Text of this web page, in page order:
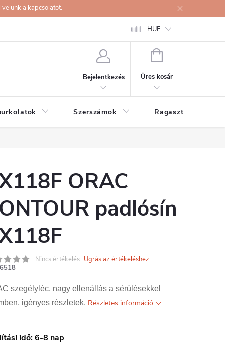
a kapcsolatot.
HUF
Bejelentkezés
KOSÁR
Üres kosár
Szerszámok Ragasztók
ORAC
padlósín
Nincs értékelés Ugrás az értékeléshez
6518
szegélyléc, nagy ellenállás a sérülésekkel
igényes részletek. Részletes információ
idő: 6-8 nap